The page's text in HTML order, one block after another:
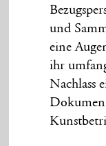
und
eine
ihr
Nachlass